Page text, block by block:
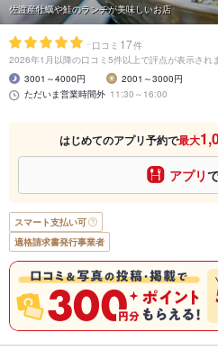
佐渡産牡蠣や鮭のランチが美味しいお店
- 口コミ 17件
2026年1月以降の口コミ5件以上で評点が表示され
3001～4000円
2001～3000円
ただいま営業時間外 11:30～16:00
はじめてのアプリ予約で最大
アプリ
スマート支払い可
適格請求書発行事業者